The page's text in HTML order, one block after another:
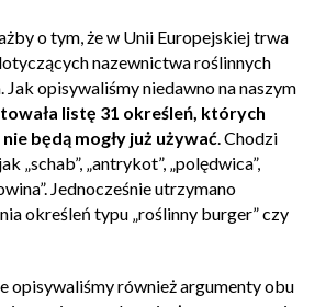
o tym, że w Unii Europejskiej trwa
nazewnictwa roślinnych
Jak opisywaliśmy niedawno na naszym
listę 31 określeń, których
będą mogły już używać . Chodzi
„schab”, „antrykot”, „polędwica”,
Jednocześnie utrzymano
określeń typu „roślinny burger” czy
opisywaliśmy również argumenty obu